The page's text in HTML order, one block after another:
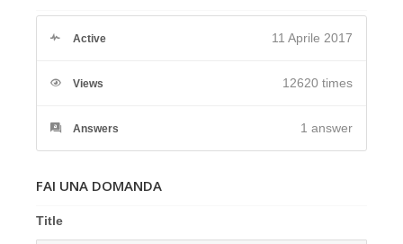
Active 11 Aprile 2017
Views 12620 times
Answers 1 answer
FAI UNA DOMANDA
Title